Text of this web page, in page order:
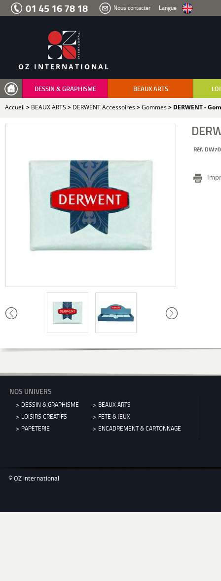
Aller
menu
recherche
01 45 16 78 18 Nous contacter Langue
OZ INTERNATIONAL
DESSIN & GRAPHISME BEAUX ARTS
Accueil > BEAUX ARTS > DERWENT Accessoires>Gommes> DERWENT -
Réf.
NOS UNIVERS
DESSIN & GRAPHISME
BEAUX ARTS
LOISIRS CREATIFS
FETE & JEUX
PAPETERIE
ENCADREMENT & CARTONNAGE
© OZ International